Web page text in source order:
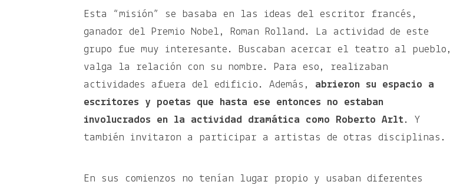
Esta “misión” se basaba en las ideas del escritor francés,
ganador del Premio Nobel, Roman Rolland. La actividad de este
grupo fue muy interesante. Buscaban acercar el teatro al pueblo,
valga la relación con su nombre. Para eso, realizaban
actividades afuera del edificio. Además, abrieron su espacio a
escritores y poetas que hasta ese entonces no estaban
involucrados en la actividad dramática como Roberto Arlt. Y
también invitaron a participar a artistas de otras disciplinas.
En sus comienzos no tenían lugar propio y usaban diferentes